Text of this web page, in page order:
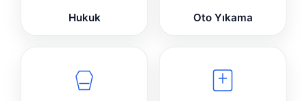
Hukuk Oto Yıkama